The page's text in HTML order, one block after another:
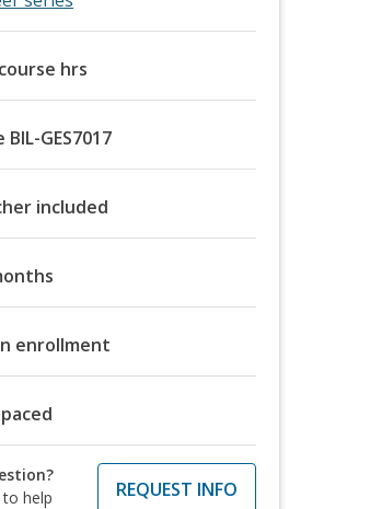
hrs
BIL-GES7017
included
enrollment
help
REQUEST INFO